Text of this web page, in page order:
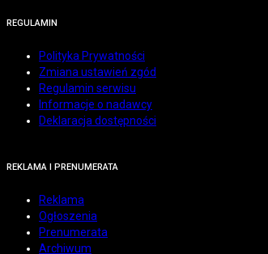
REGULAMIN
Polityka Prywatności
Zmiana ustawień zgód
Regulamin serwisu
Informacje o nadawcy
Deklaracja dostępności
REKLAMA I PRENUMERATA
Reklama
Ogłoszenia
Prenumerata
Archiwum